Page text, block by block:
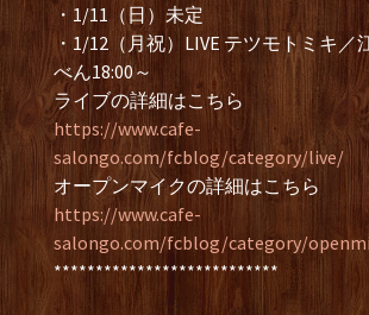
・1/11（日）未定
・1/12（月祝）LIVE テツモトミキ／
べん18:00～
ライブの詳細はこちら
https://www.cafe-
salongo.com/fcblog/category/live/
オープンマイクの詳細はこちら
https://www.cafe-
salongo.com/fcblog/category/
***************************